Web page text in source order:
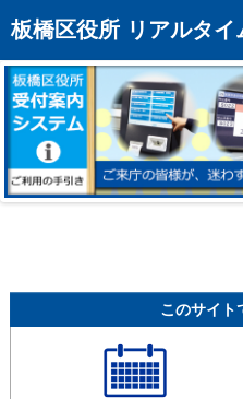
板橋区役所 リアルタイ
トップページへ
混雑予想カレンダー
リアルタイム混雑状況
リアルタイム受付番号状況
メール通知登録
モバイルサイト
区役所フロアマップ
このサイト